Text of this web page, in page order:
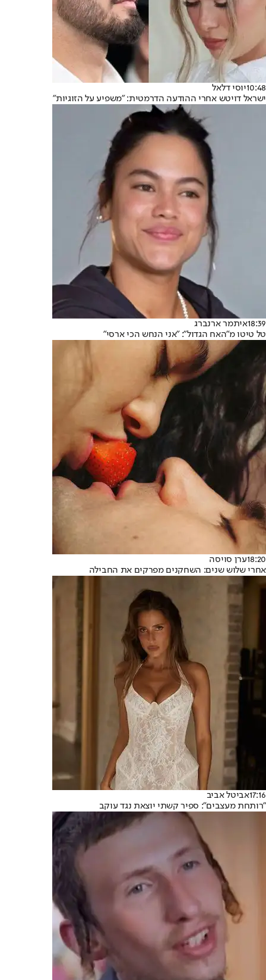
10:48יוסי דלאל
ישראל דויטש אחרי ההודעה הדרמטית: "משפיע על הזוגיות"
18:39איתמר ארנברג
טל טיטו מ"האח הגדול": "אני הנחש הכי ארסי"
18:20ערן סויסה
אחרי שלוש שנים: השחקנים מפרקים את החבילה
17:16אביטל אביב
״רותחת מעצבים״: ספיר קשתי יוצאת נגד עוקב